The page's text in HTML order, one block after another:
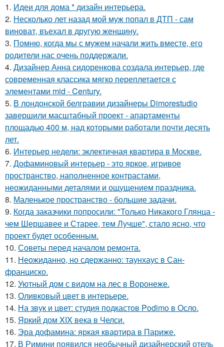
1. Идеи для дома * дизайн интерьера.
2. Несколько лет назад мой муж попал в ДТП - сам
виноват, въехал в другую женщину.
3. Помню, когда мы с мужем начали жить вместе, его
родители нас очень поддержали.
4. Дизайнер Анна сидоренкова создала интерьер, где
современная классика мягко переплетается с
элементами mid - Century.
5. В лондонской белгравии дизайнеры Dimorestudio
завершили масштабный проект - апартаменты
площадью 400 м, над которыми работали почти десять
лет.
6. Интерьер недели: эклектичная квартира в Москве.
7. Дофаминовый интерьер - это яркое, игривое
пространство, наполненное контрастами,
неожиданными деталями и ощущением праздника.
8. Маленькое пространство - большие задачи.
9. Когда заказчики попросили: "Только Никакого Глянца -
чем Шершавее и Старее, тем Лучше", стало ясно, что
проект будет особенным.
10. Советы перед началом ремонта.
11. Неожиданно, но сдержанно: таунхаус в Сан-
франциско.
12. Уютный дом с видом на лес в Воронеже.
13. Оливковый цвет в интерьере.
14. На звук и цвет: студия подкастов Podimo в Осло.
15. Яркий дом XIX века в Челси.
16. Эра дофамина: яркая квартира в Париже.
17. В Римини появился необычный дизайнерский отель